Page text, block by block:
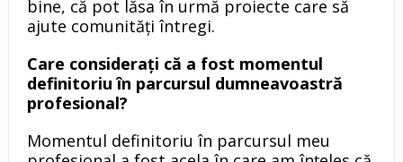
bine, că pot lăsa în urmă proiecte care să
ajute comunități întregi.
Care considerați că a fost momentul
definitoriu în parcursul dumneavoastră
profesional?
Momentul definitoriu în parcursul meu